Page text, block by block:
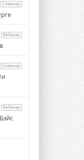
...
56 кВт.
...
...
Семинар
Вебинар
Семинар
Вебинар